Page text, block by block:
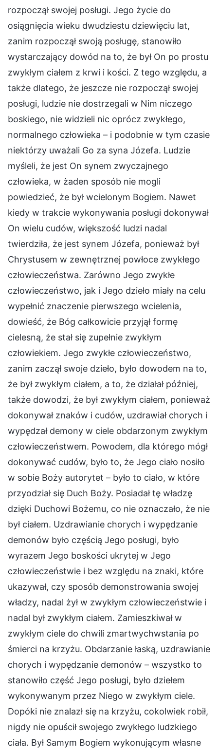
rozpoczął swojej posługi. Jego życie do
osiągnięcia wieku dwudziestu dziewięciu lat,
zanim rozpoczął swoją posługę, stanowiło
wystarczający dowód na to, że był On po prostu
zwykłym ciałem z krwi i kości. Z tego względu, a
także dlatego, że jeszcze nie rozpoczął swojej
posługi, ludzie nie dostrzegali w Nim niczego
boskiego, nie widzieli nic oprócz zwykłego,
normalnego człowieka – i podobnie w tym czasie
niektórzy uważali Go za syna Józefa. Ludzie
myśleli, że jest On synem zwyczajnego
człowieka, w żaden sposób nie mogli
powiedzieć, że był wcielonym Bogiem. Nawet
kiedy w trakcie wykonywania posługi dokonywał
On wielu cudów, większość ludzi nadal
twierdziła, że jest synem Józefa, ponieważ był
Chrystusem w zewnętrznej powłoce zwykłego
człowieczeństwa. Zarówno Jego zwykłe
człowieczeństwo, jak i Jego dzieło miały na celu
wypełnić znaczenie pierwszego wcielenia,
dowieść, że Bóg całkowicie przyjął formę
cielesną, że stał się zupełnie zwykłym
człowiekiem. Jego zwykłe człowieczeństwo,
zanim zaczął swoje dzieło, było dowodem na to,
że był zwykłym ciałem, a to, że działał później,
także dowodzi, że był zwykłym ciałem, ponieważ
dokonywał znaków i cudów, uzdrawiał chorych i
wypędzał demony w ciele obdarzonym zwykłym
człowieczeństwem. Powodem, dla którego mógł
dokonywać cudów, było to, że Jego ciało nosiło
w sobie Boży autorytet – było to ciało, w które
przyodział się Duch Boży. Posiadał tę władzę
dzięki Duchowi Bożemu, co nie oznaczało, że nie
był ciałem. Uzdrawianie chorych i wypędzanie
demonów było częścią Jego posługi, było
wyrazem Jego boskości ukrytej w Jego
człowieczeństwie i bez względu na znaki, które
ukazywał, czy sposób demonstrowania swojej
władzy, nadal żył w zwykłym człowieczeństwie i
nadal był zwykłym ciałem. Zamieszkiwał w
zwykłym ciele do chwili zmartwychwstania po
śmierci na krzyżu. Obdarzanie łaską, uzdrawianie
chorych i wypędzanie demonów – wszystko to
stanowiło część Jego posługi, było dziełem
wykonywanym przez Niego w zwykłym ciele.
Dopóki nie znalazł się na krzyżu, cokolwiek robił,
nigdy nie opuścił swojego zwykłego ludzkiego
ciała. Był Samym Bogiem wykonującym własne